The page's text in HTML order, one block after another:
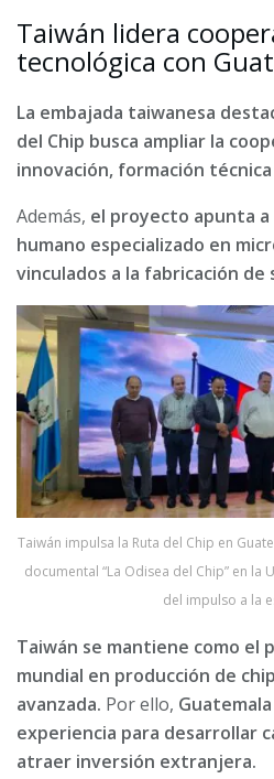
Taiwán lidera
tecnológica con
La embajada taiwanesa
del Chip busca ampliar la
innovación, formación
Además, el proyecto apunta
humano especializado en
vinculados a la fabricación
Taiwán impulsa la Ruta del Chip en
documental “La Odisea del Chip” en
del impulso a la
Taiwán se mantiene como el
mundial en producción de
avanzada. Por ello,
experiencia para desarrollar
atraer inversión extranjera.